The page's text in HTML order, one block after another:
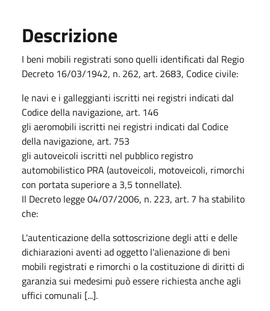
Descrizione
I beni mobili registrati sono quelli identificati dal Regio
Decreto 16/03/1942, n. 262, art. 2683, Codice civile:
le navi e i galleggianti iscritti nei registri indicati dal
Codice della navigazione, art. 146
gli aeromobili iscritti nei registri indicati dal Codice
della navigazione, art. 753
gli autoveicoli iscritti nel pubblico registro
automobilistico PRA (autoveicoli, motoveicoli, rimorchi
con portata superiore a 3,5 tonnellate).
Il Decreto legge 04/07/2006, n. 223, art. 7 ha stabilito
che:
L'autenticazione della sottoscrizione degli atti e delle
dichiarazioni aventi ad oggetto l'alienazione di beni
mobili registrati e rimorchi o la costituzione di diritti di
garanzia sui medesimi può essere richiesta anche agli
uffici comunali [...].